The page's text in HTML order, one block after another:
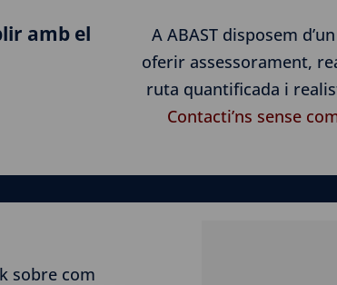
amb el
A ABAST disposem
oferir assessorament,
ruta quantificada i
Contacti’ns sense
sobre com